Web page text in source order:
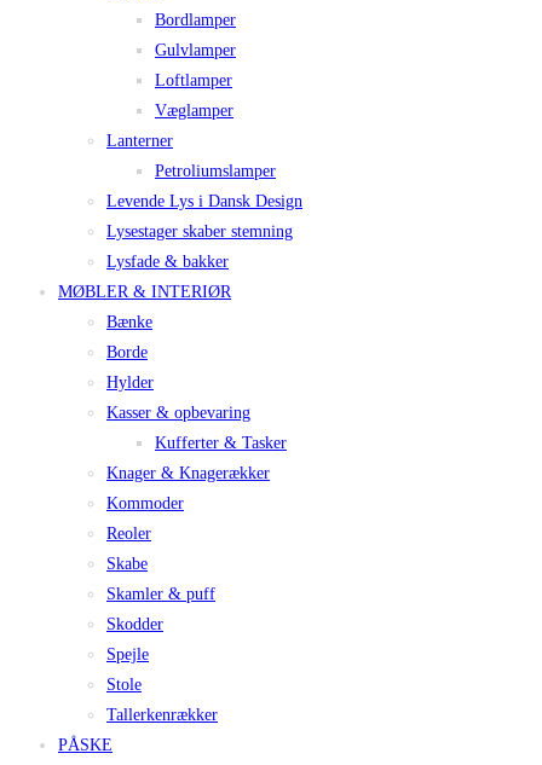
Bordlamper
Gulvlamper
Loftlamper
Væglamper
Lanterner
Petroliumslamper
Levende Lys i Dansk Design
Lysestager skaber stemning
Lysfade & bakker
MØBLER & INTERIØR
Bænke
Borde
Hylder
Kasser & opbevaring
Kufferter & Tasker
Knager & Knagerækker
Kommoder
Reoler
Skabe
Skamler & puff
Skodder
Spejle
Stole
Tallerkenrækker
PÅSKE